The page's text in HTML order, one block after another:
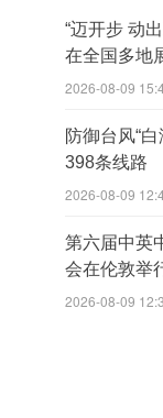
“迈开步 动
在全国多地
2026-08-09
防御台风“
398条线路
2026-08-09
第六届中英
会在伦敦举
2026-08-09